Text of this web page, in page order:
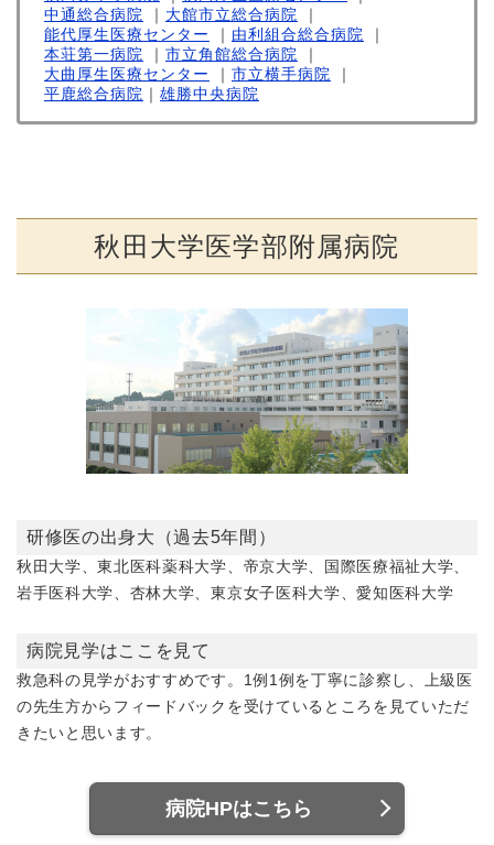
中通総合病院
大館市立総合病院
能代厚生医療センター
由利組合総合病院
本荘第一病院
市立角館総合病院
大曲厚生医療センター
市立横手病院
平鹿総合病院
雄勝中央病院
秋田大学医学部附属病院
研修医の出身大（過去5年間）
秋田大学、東北医科薬科大学、帝京大学、国際医療福祉大学、
岩手医科大学、杏林大学、東京女子医科大学、愛知医科大学
病院見学はここを見て
救急科の見学がおすすめです。1例1例を丁寧に診察し、上級医
の先生方からフィードバックを受けているところを見ていただ
きたいと思います。
病院HPはこちら